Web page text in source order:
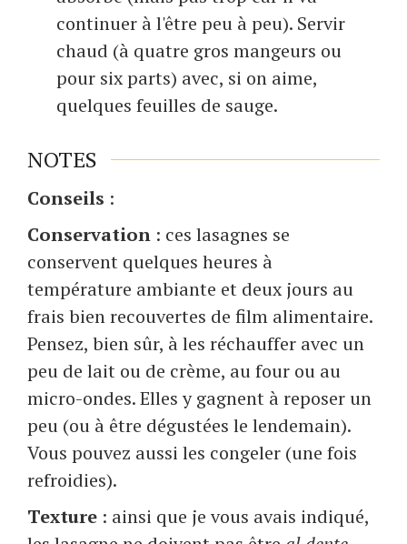
continuer à l'être peu à peu). Servir
chaud (à quatre gros mangeurs ou
pour six parts) avec, si on aime,
quelques feuilles de sauge.
NOTES
Conseils :
Conservation : ces lasagnes se
conservent quelques heures à
température ambiante et deux jours au
frais bien recouvertes de film alimentaire.
Pensez, bien sûr, à les réchauffer avec un
peu de lait ou de crème, au four ou au
micro-ondes. Elles y gagnent à reposer un
peu (ou à être dégustées le lendemain).
Vous pouvez aussi les congeler (une fois
refroidies).
Texture : ainsi que je vous avais indiqué,